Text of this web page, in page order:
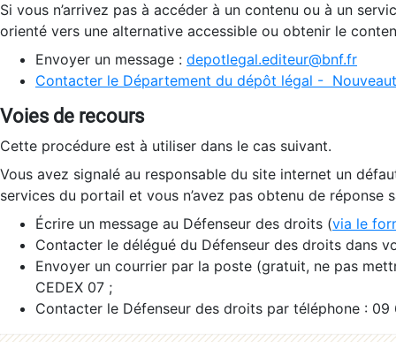
Si vous n’arrivez pas à accéder à un contenu ou à un
orienté vers une alternative accessible ou obtenir le
Envoyer un message : depotlegal.editeur@bnf.fr
Contacter le Département du dépôt légal -
Voies de recours
Cette procédure est à utiliser dans le cas suivant.
Vous avez signalé au responsable du site internet un
services du portail et vous n’avez pas obtenu de réponse
Écrire un message au Défenseur des droits (via le
Contacter le délégué du Défenseur des droits dans
Envoyer un courrier par la poste (gratuit, ne pas
CEDEX 07 ;
Contacter le Défenseur des droits par téléphone :